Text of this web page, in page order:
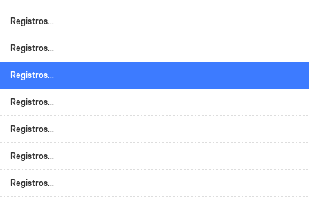
Registros...
Registros...
Registros...
Registros...
Registros...
Registros...
Registros...